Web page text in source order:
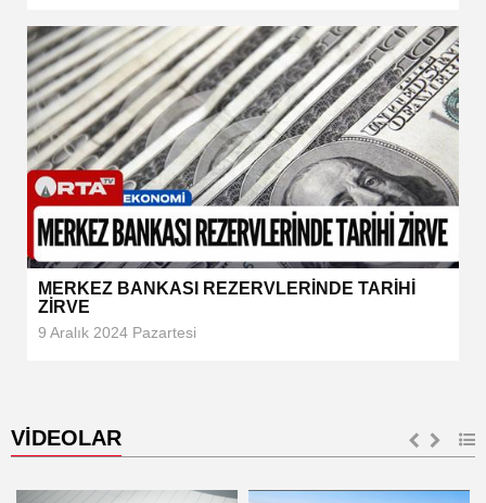
MERKEZ BANKASI REZERVLERİNDE TARİHİ
ZİRVE
9 Aralık 2024 Pazartesi
VİDEOLAR